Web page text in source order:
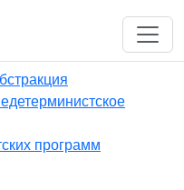
программ